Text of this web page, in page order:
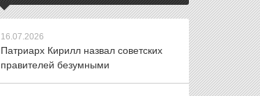
16.07.2026
Патриарх Кирилл назвал советских
правителей безумными